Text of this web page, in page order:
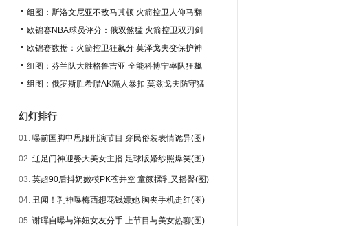
组图：斯洛文尼亚不敌马其顿 火箭控卫人仰马翻
欧锦赛NBA球员评分：俄双煞猛 火箭控卫双刃剑
欧锦赛数据：火箭控卫狂飙分 莫泽戈夫变保护神
组图：芬兰队大胜格鲁吉亚 全能科博宁率队狂飙
组图：俄罗斯胜希腊AK隔人暴扣 莫兹戈夫防守猛
幻灯排行
01. 曝前国脚申思服刑演节目 穿民俗装表情诡异(图)
02. 辽足门神迎娶大美女主播 足球版婚纱照爆笑(图)
03. 英超90后抖奶嫩模PK苍井空 童颜揉乳又摇臀(图)
04. 丑闻！乳神曝梅西想花钱嫖她 胸夹手机走红(图)
05. 谢晖自曝与洋妞女友分手 上节目与美女热聊(图)